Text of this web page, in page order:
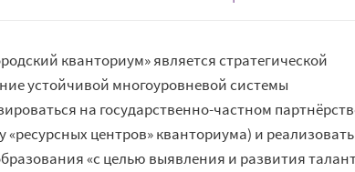
кванториум» является стратегической
устойчивой многоуровневой системы
на государственно-частном
центров» кванториума) и реализовать
«с целью выявления и развития